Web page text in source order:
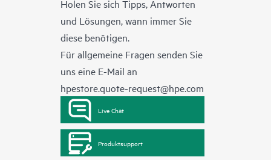
Holen Sie sich Tipps, Antworten
und Lösungen, wann immer Sie
diese benötigen.
Für allgemeine Fragen senden Sie
uns eine E-Mail an
hpestore.quote-request@hpe.com
Live Chat
Produktsupport